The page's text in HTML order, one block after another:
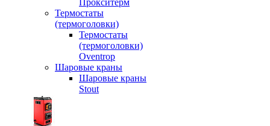
Прокситерм
Термостаты
(термоголовки)
Термостаты
(термоголовки)
Oventrop
Шаровые краны
Шаровые краны
Stout